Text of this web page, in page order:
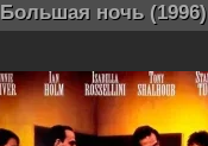
Большая ночь (1996)